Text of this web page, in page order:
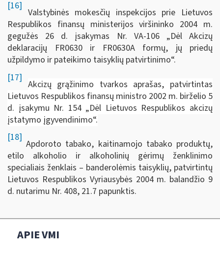
[16]
Valstybinės mokesčių inspekcijos prie Lietuvos
Respublikos finansų ministerijos viršininko 2004 m.
gegužės 26 d. įsakymas Nr. VA-106 „Dėl Akcizų
deklaracijų FR0630 ir FR0630A formų, jų priedų
užpildymo ir pateikimo taisyklių patvirtinimo“.
[17]
Akcizų grąžinimo tvarkos aprašas, patvirtintas
Lietuvos Respublikos finansų ministro 2002 m. birželio 5
d. įsakymu Nr. 154 „Dėl Lietuvos Respublikos akcizų
įstatymo įgyvendinimo“.
[18]
Apdoroto tabako, kaitinamojo tabako produktų,
etilo alkoholio ir alkoholinių gėrimų ženklinimo
specialiais ženklais – banderolėmis taisyklių, patvirtintų
Lietuvos Respublikos Vyriausybės 2004 m. balandžio 9
d. nutarimu Nr. 408, 21.7 papunktis.
APIE VMI